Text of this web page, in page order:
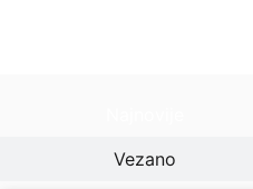
Vezano